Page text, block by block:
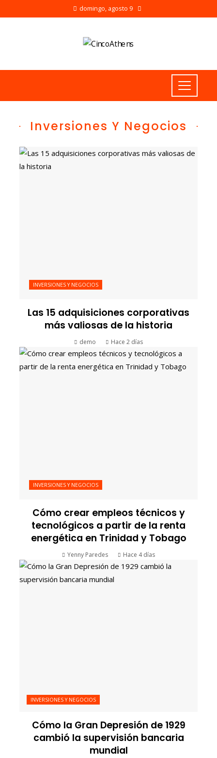
domingo, agosto 9
Inversiones Y Negocios
INVERSIONES Y NEGOCIOS
Las 15 adquisiciones corporativas
más valiosas de la historia
demo Hace 2 días
INVERSIONES Y NEGOCIOS
Cómo crear empleos técnicos y
tecnológicos a partir de la renta
energética en Trinidad y Tobago
Yenny Paredes Hace 4 días
INVERSIONES Y NEGOCIOS
Cómo la Gran Depresión de 1929
cambió la supervisión bancaria
mundial